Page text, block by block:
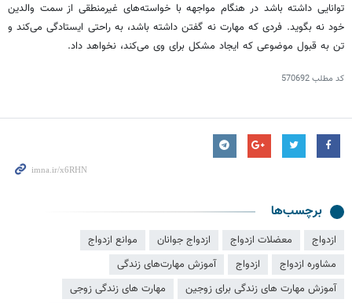
توانایی داشته باشد در هنگام مواجهه با خواسته‌های غیرمنطقی از سمت والدین
خود نه بگوید. فردی که مهارت نه گفتن داشته باشد، به راحتی ایستادگی می‌کند و
تن به قبول موضوعی که ایجاد مشکل برای وی می‌کند، نخواهد داد.
کد مطلب570692
برچسب‌ها
ازدواج معضلات ازدواج ازدواج جوانان
موانع ازدواج
مشاوره ازدواج
ازدواج
آموزش مهارت‌های زندگی
آموزش مهارت های زندگی برای زوجین
مهارت های زندگی زوجی